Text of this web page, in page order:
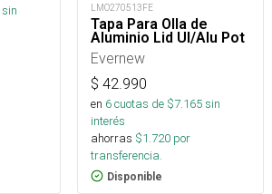
sin
LMO270513FE
Tapa Para Olla de
Aluminio Lid Ul/Alu Pot
Evernew
$ 42.990
en 6cuotas de $7.165sin
interés
ahorras $1.720 por
transferencia.
Disponible